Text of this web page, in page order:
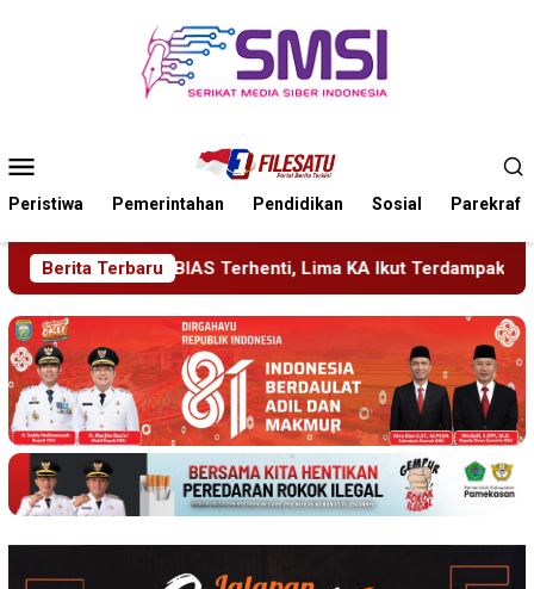
Mobile
Peristiwa Pemerintahan Pendidikan Sosial Parekraf
Berita Terbaru
Lima KA Ikut Terdampak, KAI Daop 7 Gerak Cepat